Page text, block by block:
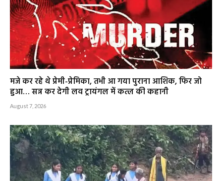
मजे कर रहे थे प्रेमी-प्रेमिका, तभी आ गया पुराना आशिक, फिर जो
हुआ… सन्न कर देगी लव ट्रायंगल में कत्ल की कहानी
August 7, 2026